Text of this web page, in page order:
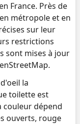
France. Près de
métropole et en
sur leur
restrictions
sont mises à jour
la
toilette est
dépend
ouverts, rouge